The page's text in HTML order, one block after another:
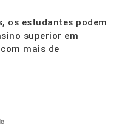
os estudantes podem
superior em
mais de